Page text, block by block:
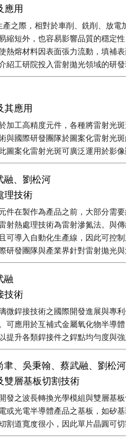
應用
之際，相對於車削、銑削、放
縮短外，也容易影響品質的穩定
熱熔材料因表面張力流動，填補
紹工研院投入雷射拋光領域的研
其應用
加工高精度元件，各種將雷射光
與國際研發團隊於圖案化雷射光
圖案化雷射光斑可廣泛運用於影
融、劉松河
理技術
件在製作為產品之前，大部分需
射熱處理技術為雷射滲氮法。與
可導入自動化生產線，因此可控
研發團隊與產業界針對雷射拋光
融
技術
微銲接技術之國際開發進展與專
可應用於互補式金屬氧化物半導
提升各類銲接件之銲點均勻度與強
、吳秉翰、蔡武融、劉松河
雙層基板切割技術
發之波長轉換光學模組與雙層基
或光電半導體產品之基板，如矽
割道寬度很小，因此單片晶圓可